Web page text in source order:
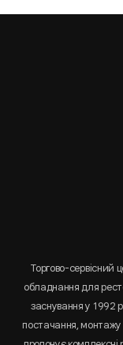
Торгово-сервісний
обладнання для
заснування у 1992
постачання, монтажу